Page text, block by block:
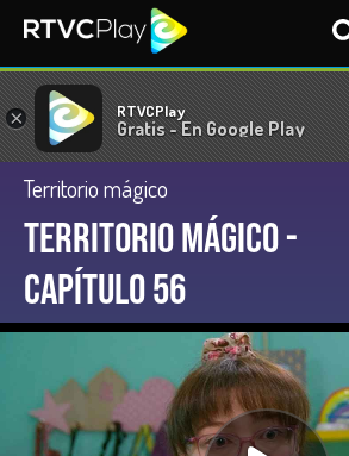
× RTVCPlay
Gratis - En Google Play
Territorio mágico
Territorio Mágico -
Capítulo 56